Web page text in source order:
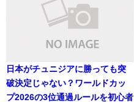
日本がチュニジアに勝っても突
破決定じゃない？ワールドカッ
プ2026の3位通過ルールを初心者